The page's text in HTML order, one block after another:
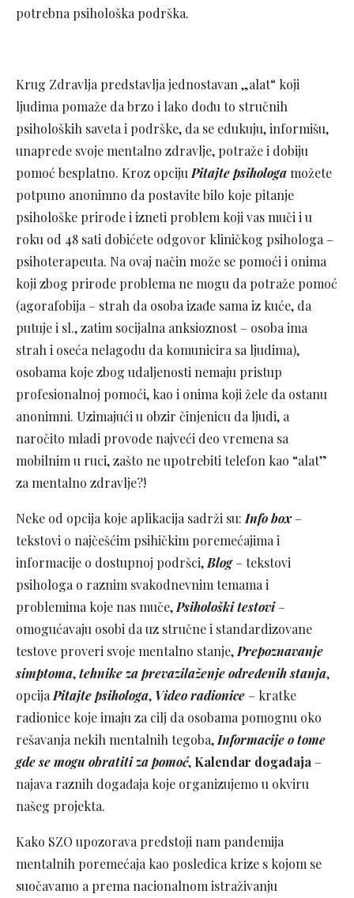
potrebna psihološka podrška.
Krug Zdravlja predstavlja jednostavan „alat“ koji
ljudima pomaže da brzo i lako dođu to stručnih
psiholoških saveta i podrške, da se edukuju, informišu,
unaprede svoje mentalno zdravlje, potraže i dobiju
pomoć besplatno. Kroz opciju Pitajte psihologamožete
potpuno anonimno da postavite bilo koje pitanje
psihološke prirode i izneti problem koji vas muči i u
roku od 48 sati dobićete odgovor kliničkog psihologa –
psihoterapeuta. Na ovaj način može se pomoći i onima
koji zbog prirode problema ne mogu da potraže pomoć
(agorafobija – strah da osoba izađe sama iz kuće, da
putuje i sl., zatim socijalna anksioznost – osoba ima
strah i oseća nelagodu da komunicira sa ljudima),
osobama koje zbog udaljenosti nemaju pristup
profesionalnoj pomoći, kao i onima koji žele da ostanu
anonimni. Uzimajući u obzir činjenicu da ljudi, a
naročito mladi provode najveći deo vremena sa
mobilnim u ruci, zašto ne upotrebiti telefon kao “alat”
za mentalno zdravlje?!
Neke od opcija koje aplikacija sadrži su: Info box–
tekstovi o najčešćim psihičkim poremećajima i
informacije o dostupnoj podršci, Blog – tekstovi
psihologa o raznim svakodnevnim temama i
problemima koje nas muče, Psihološki testovi–
omogućavaju osobi da uz stručne i standardizovane
testove proveri svoje mentalno stanje, Prepoznavanje
simptoma,tehnike za prevazilaženje određenih stanja,
opcija Pitajte psihologa, Video radionice – kratke
radionice koje imaju za cilj da osobama pomognu oko
rešavanja nekih mentalnih tegoba, Informacije o tome
gde se mogu obratiti za pomoć, Kalendar događaja –
najava raznih događaja koje organizujemo u okviru
našeg projekta.
Kako SZO upozorava predstoji nam pandemija
mentalnih poremećaja kao posledica krize s kojom se
suočavamo a prema nacionalnom istraživanju